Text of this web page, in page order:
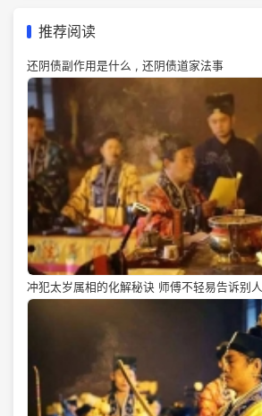
推荐阅读
还阴债副作用是什么 , 还阴债道家法事
冲犯太岁属相的化解秘诀 师傅不轻易告诉别人